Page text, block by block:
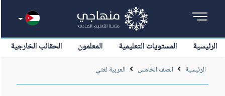
الرئيسية المستويات التعليمية المعلمون الحقائب الخارجية
الرئيسية الصف الخامس العربية لغتي